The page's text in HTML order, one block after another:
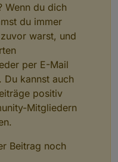
Wenn du dich
du immer
warst, und
per E-Mail
Du kannst auch
positiv
Mitgliedern
Beitrag noch